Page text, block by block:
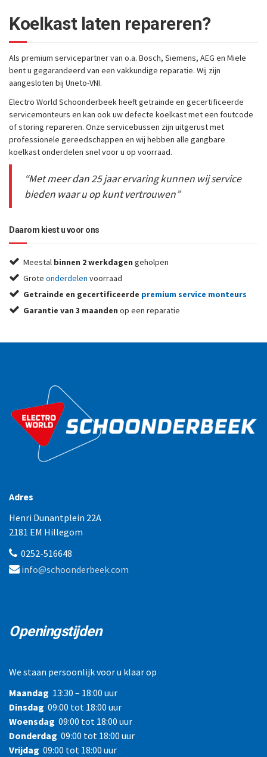
Koelkastlaten repareren?
Als premium servicepartner van o.a. Bosch, Siemens, AEG en Miele
bent u gegarandeerd van een vakkundige reparatie. Wij zijn
aangesloten bij Uneto-VNI.
Electro World Schoonderbeek heeft getrainde en gecertificeerde
servicemonteurs en kan ook uw defecte koelkast met een foutcode
of storing repareren. Onze servicebussen zijn uitgerust met
professionele gereedschappen en wij hebben alle gangbare
koelkast onderdelen snel voor u op voorraad.
“Met meer dan 25 jaar ervaring kunnen wij service
bieden waar u op kunt vertrouwen”
Daarom kiest u voor ons
Meestal binnen 2 werkdagen geholpen
Grote onderdelen voorraad
Getrainde en gecertificeerde premium service monteurs
Garantie van 3 maanden op een reparatie
Adres
Henri Dunantplein 22A
2181 EM Hillegom
0252-516648
info@schoonderbeek.com
Openingstijden
We staan persoonlijk voor u klaar op
Maandag 13:30 – 18:00 uur
Dinsdag 09:00 tot 18:00 uur
Woensdag 09:00 tot 18:00 uur
Donderdag 09:00 tot 18:00 uur
Vrijdag 09:00 tot 18:00 uur